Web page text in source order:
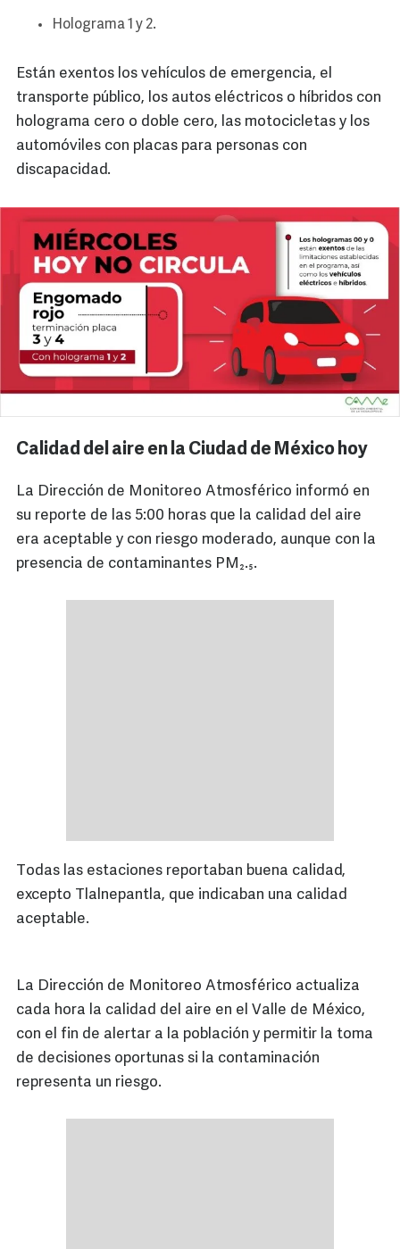
Holograma 1 y 2.
Están exentos los vehículos de emergencia, el
transporte público, los autos eléctricos o híbridos con
holograma cero o doble cero, las motocicletas y los
automóviles con placas para personas con
discapacidad.
Calidad del aire en la Ciudad de México hoy
La Dirección de Monitoreo Atmosférico informó en
su reporte de las 5:00 horas que la calidad del aire
era aceptable y con riesgo moderado, aunque con la
presencia de contaminantes PM₂.₅.
Todas las estaciones reportaban buena calidad,
excepto Tlalnepantla, que indicaban una calidad
aceptable.
La Dirección de Monitoreo Atmosférico actualiza
cada hora la calidad del aire en el Valle de México,
con el fin de alertar a la población y permitir la toma
de decisiones oportunas si la contaminación
representa un riesgo.